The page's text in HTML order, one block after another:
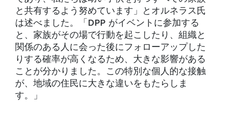
と共有するよう努めています」とオルネラス氏
は述べました。「DPP がイベントに参加する
と、家族がその場で行動を起こしたり、組織と
関係のある人に会った後にフォローアップした
りする確率が高くなるため、大きな影響がある
ことが分かりました。この特別な個人的な接触
が、地域の住民に大きな違いをもたらしま
す。」